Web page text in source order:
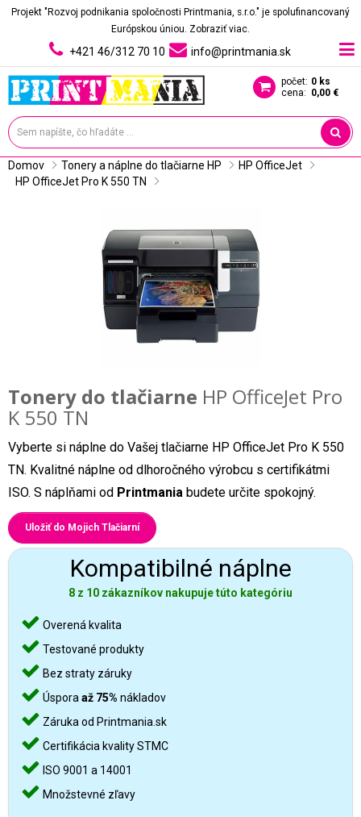
Projekt "Rozvoj podnikania spoločnosti Printmania, s.r.o." je spolufinancovaný
Európskou úniou. Zobraziť viac.
+421 46/312 70 10 info@printmania.sk
počet: 0 ks
cena: 0,00 €
Domov Tonery a náplne do tlačiarne HP
HP OfficeJet
HP OfficeJet Pro K 550 TN
Tonery do tlačiarne HP OfficeJet Pro
K 550 TN
Vyberte si náplne do Vašej tlačiarne HP OfficeJet Pro K 550
TN. Kvalitné náplne od dlhoročného výrobcu s certifikátmi
ISO. S náplňami od Printmania budete určite spokojný.
Uložiť do Mojich Tlačiarní
Kompatibilné náplne
8 z 10 zákazníkov nakupuje túto kategóriu
Overená kvalita
Testované produkty
Bez straty záruky
Úspora až 75% nákladov
Záruka od Printmania.sk
Certifikácia kvality STMC
ISO 9001 a 14001
Množstevné zľavy